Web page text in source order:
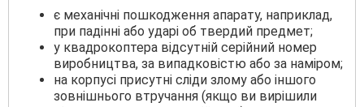
є механічні пошкодження апарату, наприклад,
при падінні або ударі об твердий предмет;
у квадрокоптера відсутній серійний номер
виробництва, за випадковістю або за наміром;
на корпусі присутні сліди злому або іншого
зовнішнього втручання (якщо ви вирішили